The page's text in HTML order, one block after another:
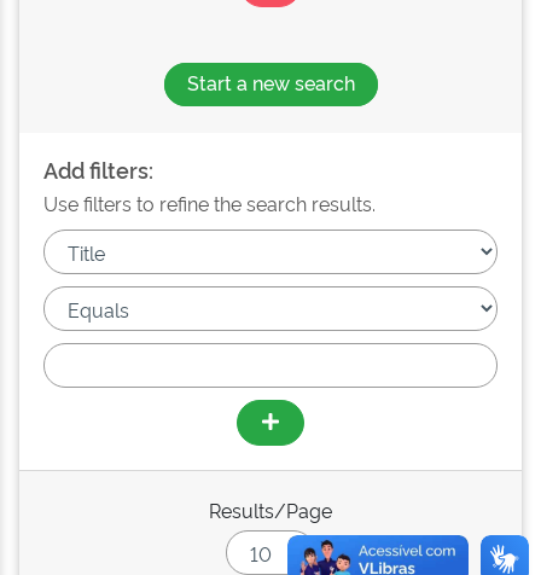
Start a new search
Add filters:
Use filters to refine the search results.
Results/Page